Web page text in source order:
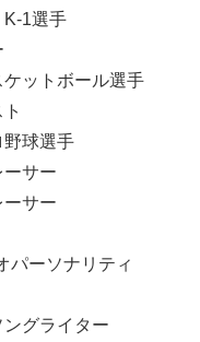
K-1選手
ケットボール選手
野球選手
ーサー
ーサー
パーソナリティ
ングライター